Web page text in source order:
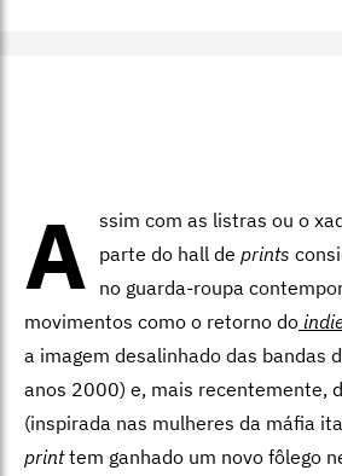
A ssim com as listras ou o
parte do hall de prints
no guarda-roupa
movimentos como o retorno do
a imagem desalinhado das bandas
anos 2000) e, mais recentemente,
(inspirada nas mulheres da máfia
printtem ganhado um novo fôlego